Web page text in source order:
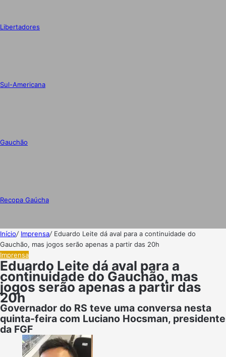
Libertadores
Sul-Americana
Gauchão
Recopa Gaúcha
Início/ Imprensa/ Eduardo Leite dá aval para a continuidade do
Gauchão, mas jogos serão apenas a partir das 20h
Imprensa
Eduardo Leite dá aval para a
continuidade do Gauchão, mas
jogos serão apenas a partir das
20h
Governador do RS teve uma conversa nesta
quinta-feira com Luciano Hocsman, presidente
da FGF